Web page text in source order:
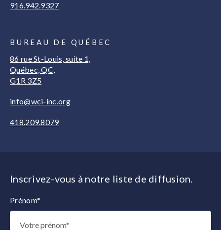
916.942.9327
BUREAU DE QUÉBEC
86 rue St-Louis, suite 1,
Québec, QC,
G1R 3Z5
info@wci-inc.org
418.209.8079
Inscrivez-vous à notre liste de diffusion.
Thank you for subscribing to our mailing list.
Prénom*